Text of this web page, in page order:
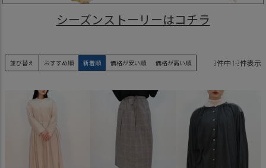
シーズンストーリーはコチラ
並び替え おすすめ順 新着順 価格が安い順 価格が高い順 3件中 1-3件表示